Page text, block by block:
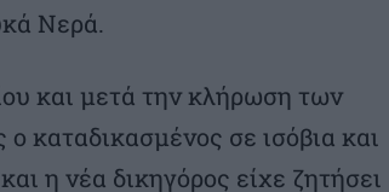
Νερά.
και μετά την κλήρωση των
καταδικασμένος σε ισόβια και
η νέα δικηγόρος είχε ζητήσει